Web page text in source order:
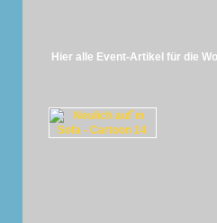
Hier alle Event-Artikel für die